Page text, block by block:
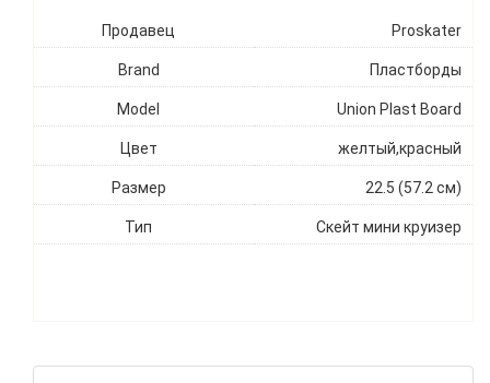
Продавец Proskater
Brand Пластборды
Model Union Plast Board
Цвет желтый,красный
Размер 22.5 (57.2 см)
Тип Скейт мини круизер